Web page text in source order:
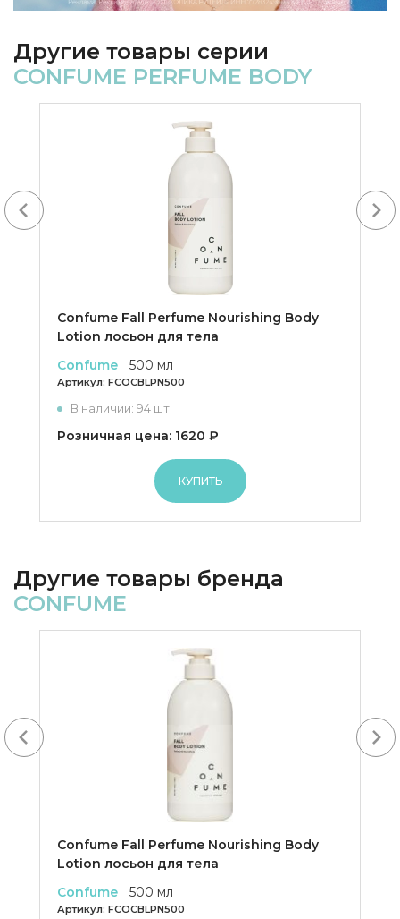
Другие товары серии
CONFUME PERFUME BODY
Confume Fall Perfume Nourishing Body
Lotion лосьон для тела
Confume
500 мл
Артикул: FCOCBLPN500
В наличии: 94 шт.
Розничная цена: 1620 ₽
КУПИТЬ
Другие товары бренда
CONFUME
Confume Fall Perfume Nourishing Body
Lotion лосьон для тела
Confume
500 мл
Артикул: FCOCBLPN500